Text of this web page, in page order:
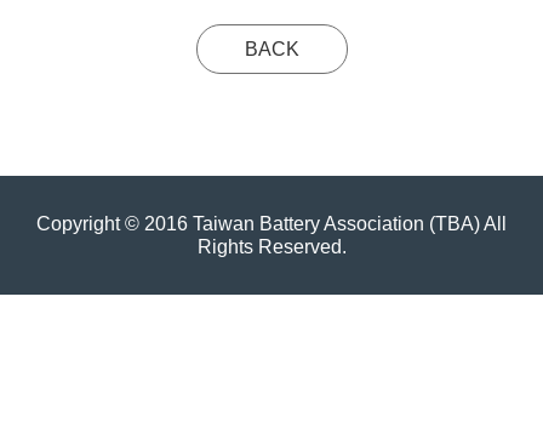
BACK
Copyright © 2016 Taiwan Battery Association (TBA) All
Rights Reserved.